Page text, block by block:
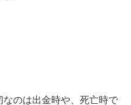
のは出金時や、死亡時で